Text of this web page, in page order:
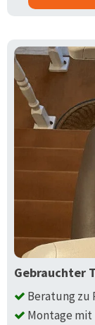
Gebrauchter
Beratung zu
Montage mit